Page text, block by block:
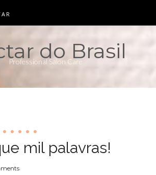
do Brasil
Professional Salon Care
mil palavras!